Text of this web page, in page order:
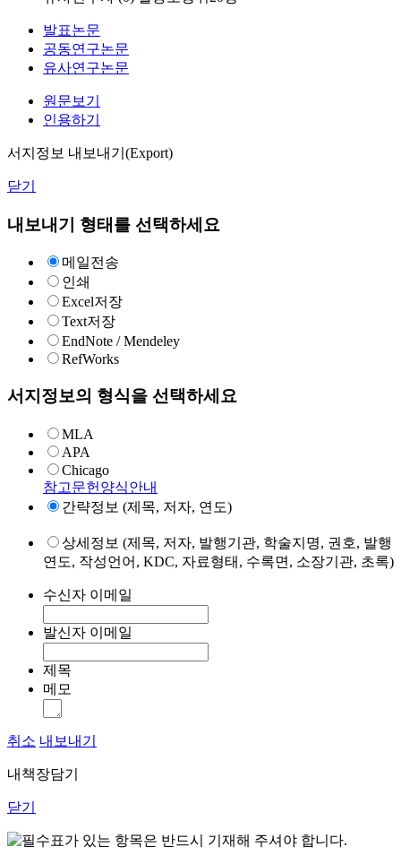
발표논문
공동연구논문
유사연구논문
원문보기
인용하기
서지정보 내보내기(Export)
닫기
내보내기 형태를 선택하세요
메일전송
인쇄
Excel저장
Text저장
EndNote / Mendeley
RefWorks
서지정보의 형식을 선택하세요
MLA
APA
Chicago
참고문헌양식안내
간략정보 (제목, 저자, 연도)
상세정보 (제목, 저자, 발행기관, 학술지명, 권호, 발행
연도, 작성언어, KDC, 자료형태, 수록면, 소장기관, 초록)
수신자 이메일
발신자 이메일
제목
메모
취소 내보내기
내책장담기
닫기
표가 있는 항목은 반드시 기재해 주셔야 합니다.